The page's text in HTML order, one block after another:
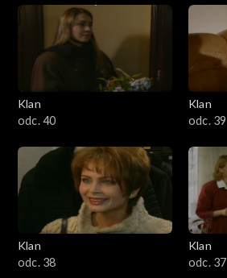
Klan
odc. 40
Klan
odc. 39
Klan
odc. 38
Klan
odc. 37